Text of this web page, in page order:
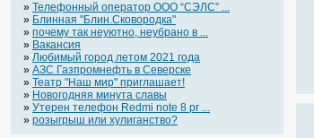
» Телефонный оператор OOO “СЭЛС” ...
» Блинная "Блин.Сковородка"
» почему так неуютно, неубрано в ...
» Вакансия
» Любимый город летом 2021 года
» АЗС Газпромнефть в Северске
» Театр "Наш мир" приглашает!
» Новогодняя минута славы
» Утерен телефон Redmi note 8 pr ...
» розыгрыш или хулиганство?